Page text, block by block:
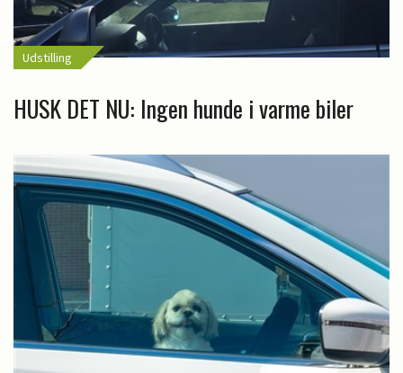
Udstilling
HUSK DET NU: Ingen hunde i varme biler